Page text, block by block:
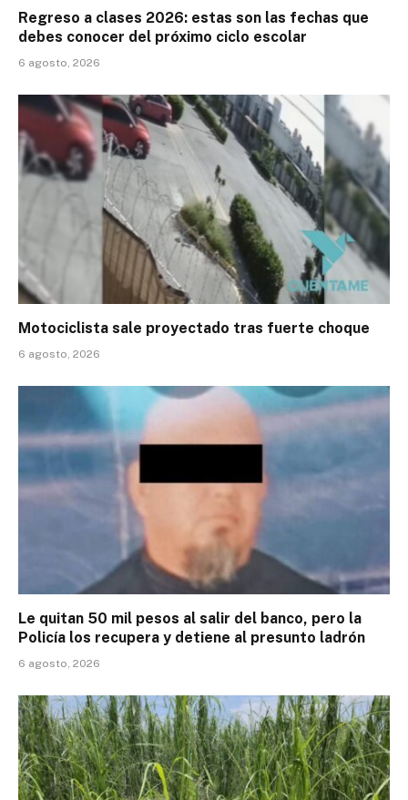
Regreso a clases 2026: estas son las fechas que
debes conocer del próximo ciclo escolar
6 agosto, 2026
Motociclista sale proyectado tras fuerte choque
6 agosto, 2026
Le quitan 50 mil pesos al salir del banco, pero la
Policía los recupera y detiene al presunto ladrón
6 agosto, 2026